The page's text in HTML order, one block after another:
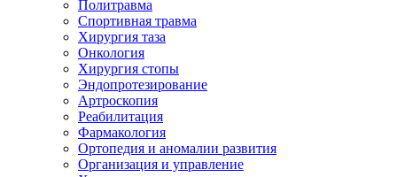
Политравма
Спортивная травма
Хирургия таза
Онкология
Хирургия стопы
Эндопротезирование
Артроскопия
Реабилитация
Фармакология
Ортопедия и аномалии развития
Организация и управление